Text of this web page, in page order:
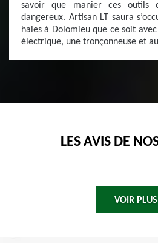
savoir que manier ces outils
dangereux. Artisan LT saura
haies à Dolomieu que ce soit
électrique, une tronçonneuse et
LES AVIS DE
VOIR PLUS